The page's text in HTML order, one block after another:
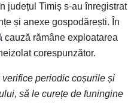
județul Timiș s-au înregistrat
și anexe gospodărești. În
cauză rămâne exploatarea
corespunzător.
periodic coșurile și
să le curețe de funingine